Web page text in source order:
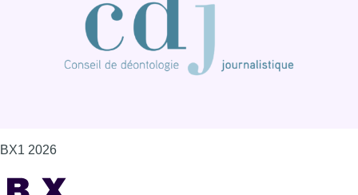
BX1 2026